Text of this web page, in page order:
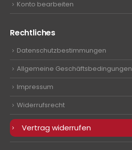
Konto bearbeiten
Rechtliches
Datenschutzbestimmungen
Allgemeine Geschäftsbedingungen
Impressum
Widerrufsrecht
Vertrag widerrufen